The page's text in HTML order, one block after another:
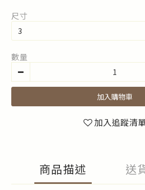
尺寸
數量
加入購物車
加入追蹤清
商品描述 送